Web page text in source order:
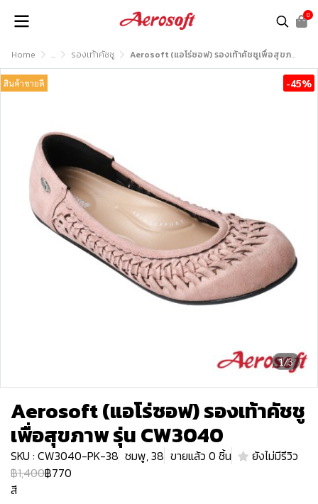
0
Home ... รองเท้าคัชชู Aerosoft (แอโร่ซอฟ) รองเท้าคัชชูเพื่อสุขภาพ รุ่น CW3040
1/3
สินค้าขายดี -45%
Aerosoft (แอโร่ซอฟ) รองเท้าคัชชู
เพื่อสุขภาพ รุ่น CW3040
SKU : CW3040-PK-38 ชมพู, 38 ขายแล้ว 0 ชิ้น
ยังไม่มีรีวิว
฿1,400฿770
สี